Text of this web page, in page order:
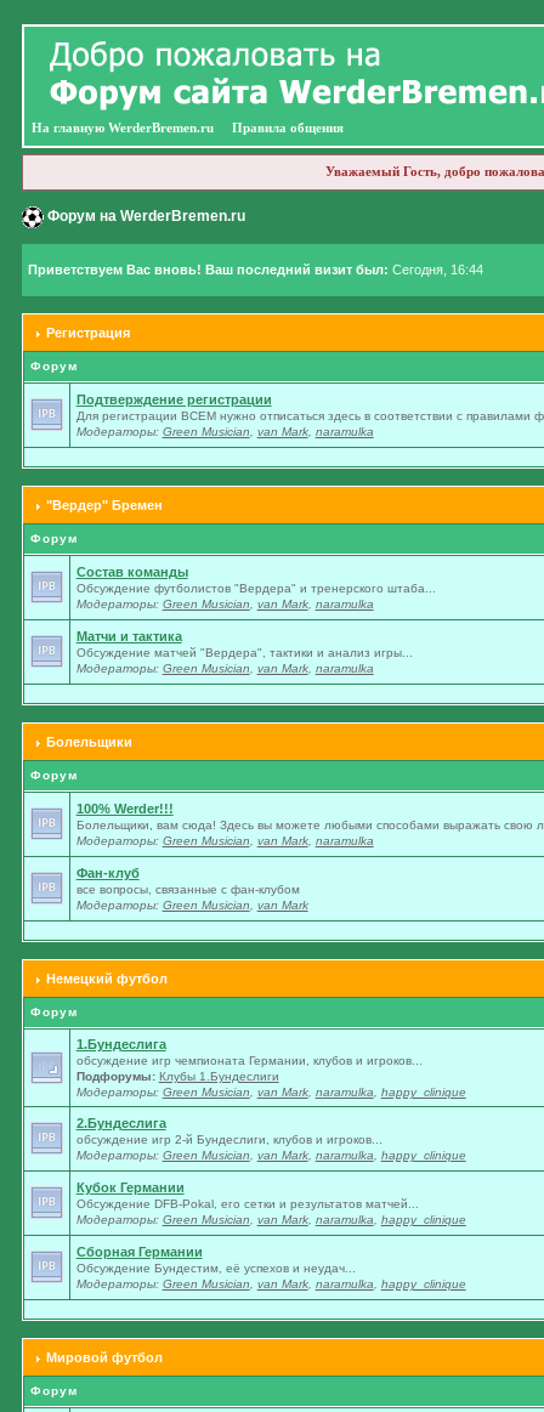
На главную WerderBremen.ru Правила общения
Уважаемый Гость, добро
Форум на WerderBremen.ru
Приветствуем Вас вновь! Ваш последний визит был: Сегодня, 16:44
Регистрация
Форум
Подтверждение регистрации
Для регистрации ВСЕМ нужно отписаться здесь в соответствии с правилами
Модераторы: Green Musician van Mark, naramulka
"Вердер" Бремен
Форум
Состав команды
Обсуждение футболистов "Вердера" и тренерского штаба...
Модераторы: Green Musician van Mark, naramulka
Матчи и тактика
Обсуждение матчей "Вердера", тактики и анализ игры...
Модераторы: Green Musician van Mark, naramulka
Болельщики
Форум
100% Werder!!!
Болельщики, вам сюда! Здесь вы можете любыми способами выражать свою
Модераторы: Green Musician van Mark, naramulka
Фан-клуб
все вопросы, связанные с фан-клубом
Модераторы: Green Musician van Mark
Немецкий футбол
Форум
1.Бундеслига
обсуждение игр чемпионата Германии, клубов и игроков...
Подфорумы: Клубы 1.Бундеслиги
Модераторы: Green Musician van Mark, naramulka happy_clinique
2.Бундеслига
обсуждение игр 2-й Бундеслиги, клубов и игроков...
Модераторы: Green Musician van Mark, naramulka happy_clinique
Кубок Германии
Обсуждение DFB-Pokal, его сетки и результатов матчей...
Модераторы: Green Musician van Mark, naramulka happy_clinique
Сборная Германии
Обсуждение Бундестим, её успехов и неудач...
Модераторы: Green Musician van Mark, naramulka happy_clinique
Мировой футбол
Форум